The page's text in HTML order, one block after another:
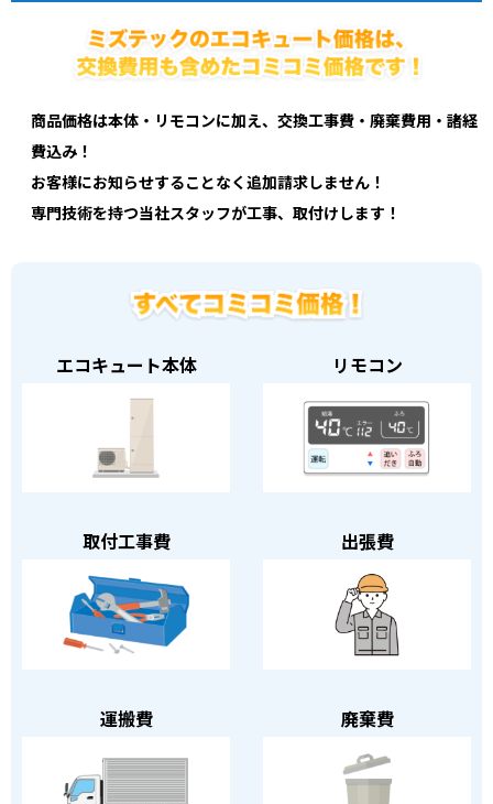
商品価格は本体・リモコンに加え、交換工事費・廃棄費用・諸経
費込み！
お客様にお知らせすることなく追加請求しません！
専門技術を持つ当社スタッフが工事、取付けします！
エコキュート本体 リモコン
取付工事費 出張費
運搬費 廃棄費